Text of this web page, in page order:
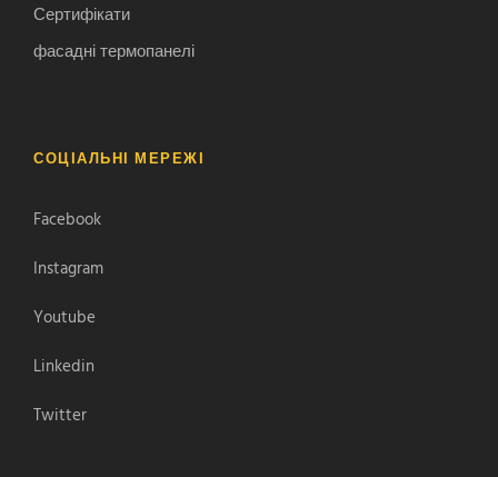
Сертифікати
фасадні термопанелі
СОЦІАЛЬНІ МЕРЕЖІ
Facebook
Instagram
Youtube
Linkedin
Twitter